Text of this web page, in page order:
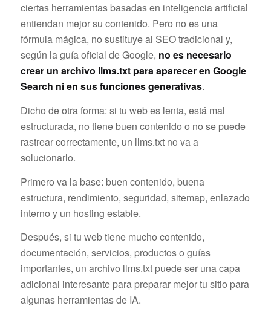
ciertas herramientas basadas en inteligencia artificial
entiendan mejor su contenido. Pero no es una
fórmula mágica, no sustituye al SEO tradicional y,
según la guía oficial de Google, no es necesario
crear un archivo llms.txt para aparecer en Google
Search ni en sus funciones generativas.
Dicho de otra forma: si tu web es lenta, está mal
estructurada, no tiene buen contenido o no se puede
rastrear correctamente, un llms.txt no va a
solucionarlo.
Primero va la base: buen contenido, buena
estructura, rendimiento, seguridad, sitemap, enlazado
interno y un hosting estable.
Después, si tu web tiene mucho contenido,
documentación, servicios, productos o guías
importantes, un archivo llms.txt puede ser una capa
adicional interesante para preparar mejor tu sitio para
algunas herramientas de IA.